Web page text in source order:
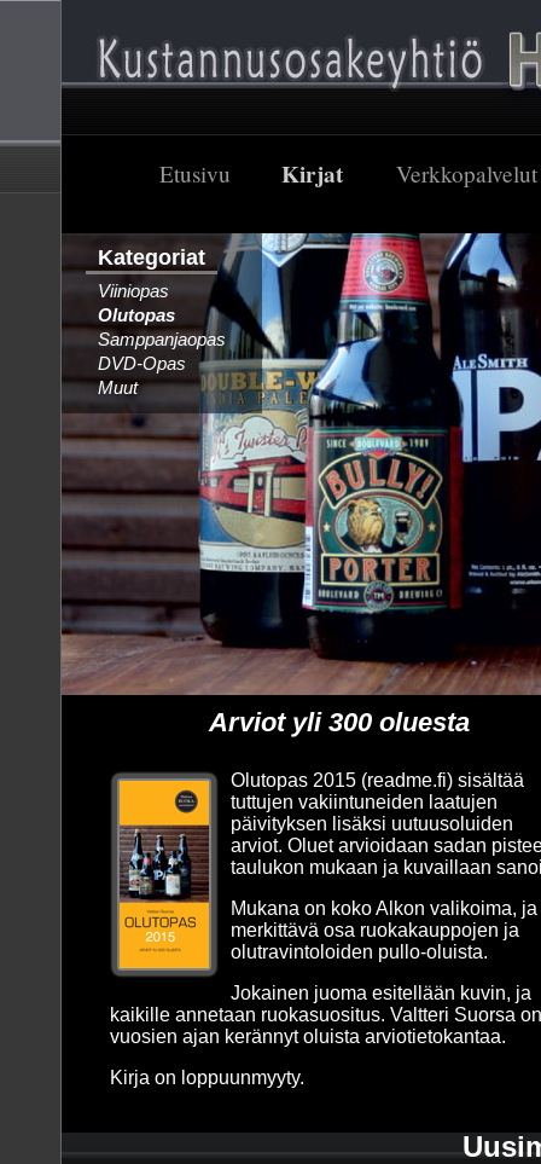
Etusivu
Kirjat
Verkkopalvelut
Kategoriat
Viiniopas
Olutopas
Samppanjaopas
DVD-Opas
Muut
Arviot yli 300 oluesta
Olutopas 2015 (readme.fi) sisältää
tuttujen vakiintuneiden laatujen
päivityksen lisäksi uutuusoluiden
arviot. Oluet arvioidaan sadan
taulukon mukaan ja kuvaillaan
Mukana on koko Alkon valikoima, ja
merkittävä osa ruokakauppojen ja
olutravintoloiden pullo-oluista.
Jokainen juoma esitellään kuvin, ja
kaikille annetaan ruokasuositus. Valtteri Suorsa on
vuosien ajan kerännyt oluista arviotietokantaa.
Kirja on loppuunmyyty.